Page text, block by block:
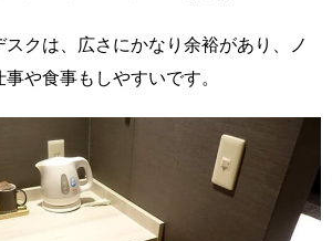
スクは、広さにかなり余裕があり、ノ
や食事もしやすいです。